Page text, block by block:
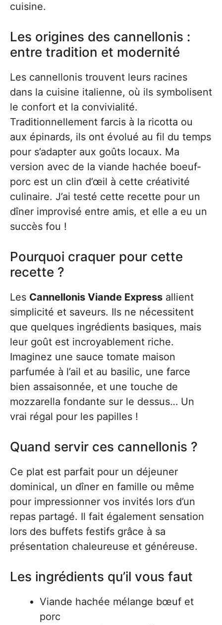
cuisine.
Les origines des cannellonis :
entre tradition et modernité
Les cannellonis trouvent leurs racines
dans la cuisine italienne, où ils symbolisent
le confort et la convivialité.
Traditionnellement farcis à la ricotta ou
aux épinards, ils ont évolué au fil du temps
pour s’adapter aux goûts locaux. Ma
version avec de la viande hachée boeuf-
porc est un clin d’œil à cette créativité
culinaire. J’ai testé cette recette pour un
dîner improvisé entre amis, et elle a eu un
succès fou !
Pourquoi craquer pour cette
recette ?
Les Cannellonis Viande Express allient
simplicité et saveurs. Ils ne nécessitent
que quelques ingrédients basiques, mais
leur goût est incroyablement riche.
Imaginez une sauce tomate maison
parfumée à l’ail et au basilic, une farce
bien assaisonnée, et une touche de
mozzarella fondante sur le dessus… Un
vrai régal pour les papilles !
Quand servir ces cannellonis ?
Ce plat est parfait pour un déjeuner
dominical, un dîner en famille ou même
pour impressionner vos invités lors d’un
repas partagé. Il fait également sensation
lors des buffets festifs grâce à sa
présentation chaleureuse et généreuse.
Les ingrédients qu’il vous faut
Viande hachée mélange bœuf et
porc